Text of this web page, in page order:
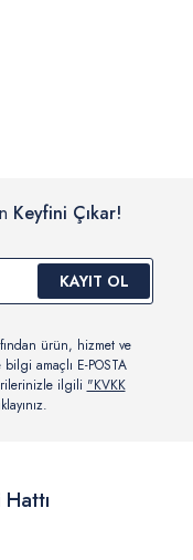
Keyfini Çıkar!
KAYIT OL
ürün, hizmet ve
amaçlı E-POSTA
ilgili "KVKK